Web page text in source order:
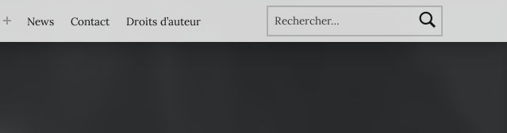
Rechercher :
News Contact Droits d’auteur